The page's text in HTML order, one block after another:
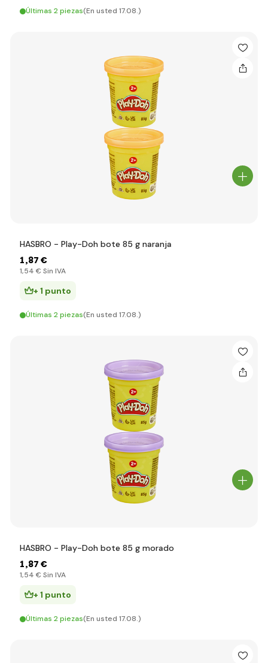
Últimas 2 piezas(En usted 17.08.)
HASBRO - Play-Doh bote 85 g naranja
1,87 €
1,54 € Sin IVA
+ 1 punto
Últimas 2 piezas(En usted 17.08.)
HASBRO - Play-Doh bote 85 g morado
1,87 €
1,54 € Sin IVA
+ 1 punto
Últimas 2 piezas(En usted 17.08.)